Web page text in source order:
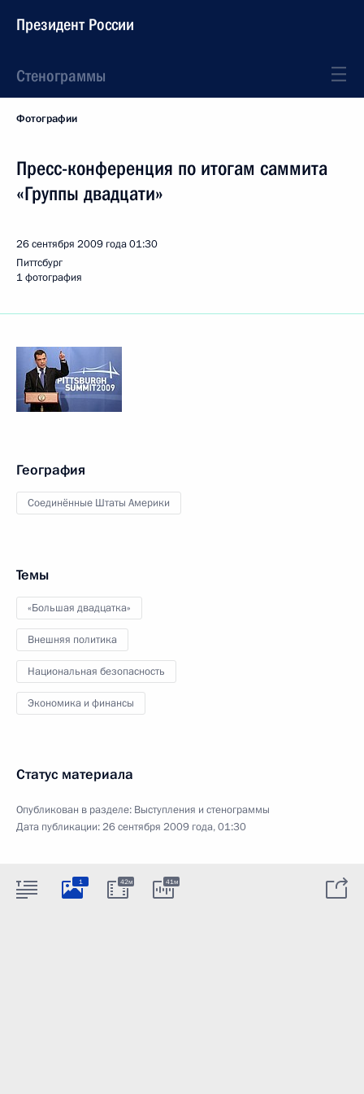
Президент России
Стенограммы
Фотографии
Пресс-конференция по итогам саммита
«Группы двадцати»
26 сентября 2009 года01:30
Питтсбург
1 фотография
География
Соединённые Штаты Америки
Темы
«Большая двадцатка»
Внешняя политика
Национальная безопасность
Экономика и финансы
Статус материала
Опубликован в разделе: Выступления и стенограммы
Дата публикации:26 сентября 2009 года, 01:30
1 42м 41м